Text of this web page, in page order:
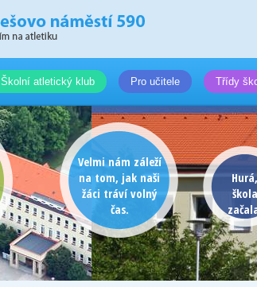
Školní atletický klub Pro učitele Třídy
Velmi nám záleží
na tom, jak naši
žáci tráví volný
čas.
Hurá,
škola